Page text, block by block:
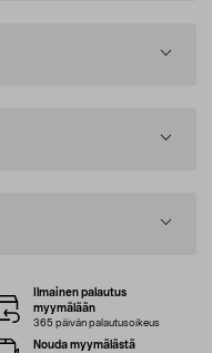
Ilmainen palautus
myymälään
365 päivän palautusoikeus
Nouda myymälästä